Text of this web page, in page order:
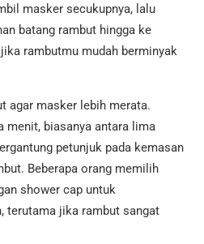
masker secukupnya, lalu
batang rambut hingga ke
rambutmu mudah berminyak
agar masker lebih merata.
menit, biasanya antara lima
petunjuk pada kemasan
Beberapa orang memilih
shower cap untuk
terutama jika rambut sangat